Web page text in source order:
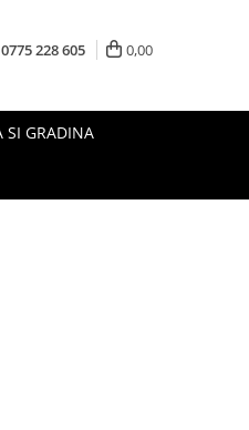
0775 228 605 0,00
SI GRADINA